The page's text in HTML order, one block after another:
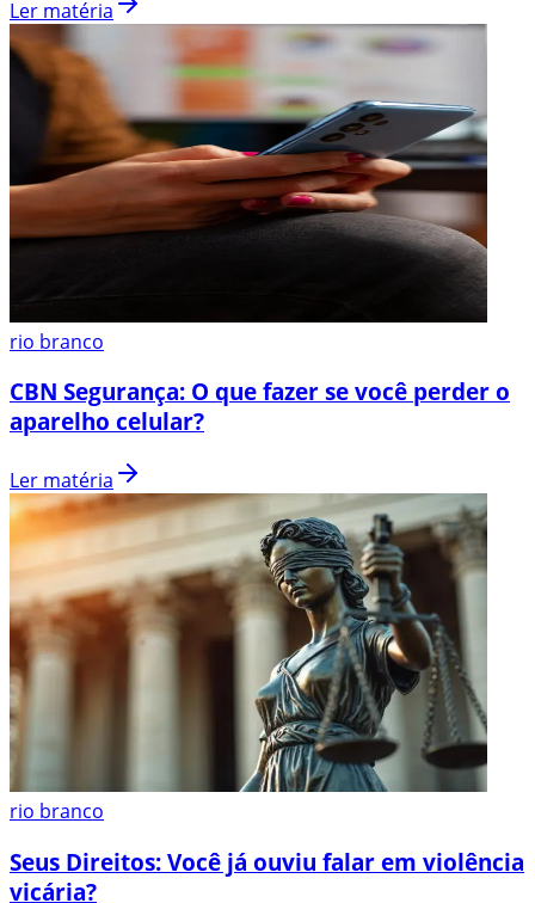
Ler matéria
rio branco
CBN Segurança: O que fazer se você perder o
aparelho celular?
Ler matéria
rio branco
Seus Direitos: Você já ouviu falar em violência
vicária?